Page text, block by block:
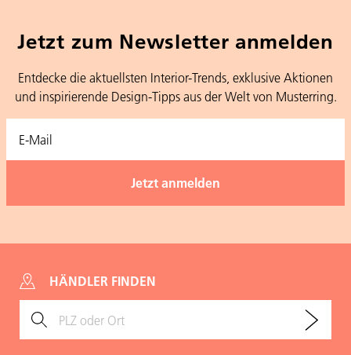
Jetzt zum Newsletter anmelden
Entdecke die aktuellsten Interior-Trends, exklusive Aktionen
und inspirierende Design-Tipps aus der Welt von Musterring.
HÄNDLER FINDEN